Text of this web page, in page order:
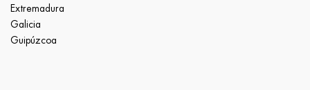
Extremadura
Galicia
Guipúzcoa